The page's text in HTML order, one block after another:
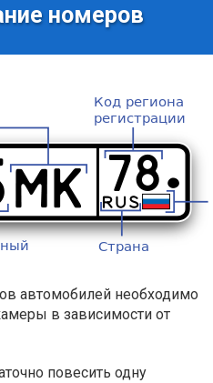
номеров
автомобилей необходимо
в зависимости от
повесить одну